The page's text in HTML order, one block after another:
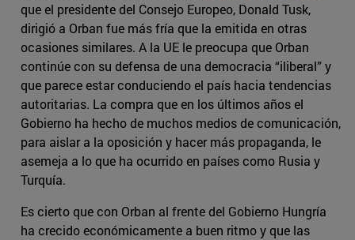
que el presidente del Consejo Europeo, Donald Tusk,
dirigió a Orban fue más fría que la emitida en otras
ocasiones similares. A la UE le preocupa que Orban
continúe con su defensa de una democracia “iliberal” y
que parece estar conduciendo el país hacia tendencias
autoritarias. La compra que en los últimos años el
Gobierno ha hecho de muchos medios de comunicación,
para aislar a la oposición y hacer más propaganda, le
asemeja a lo que ha ocurrido en países como Rusia y
Turquía.
Es cierto que con Orban al frente del Gobierno Hungría
ha crecido económicamente a buen ritmo y que las